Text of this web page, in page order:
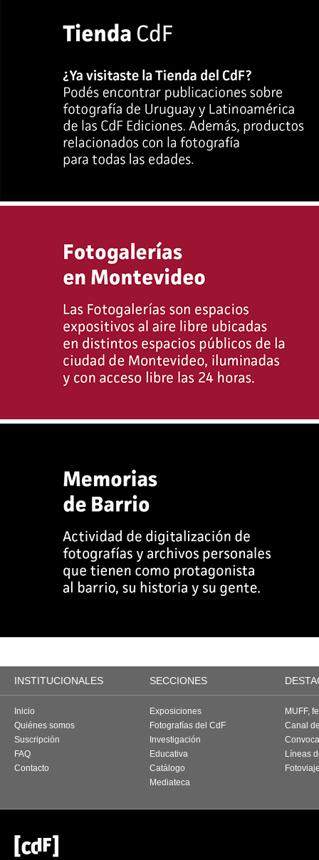
INSTITUCIONALES SECCIONES
Inicio
Quiénes somos
Suscripción
FAQ
Contacto
Exposiciones
Fotografías del CdF
Investigación
Educativa
Catálogo
Mediateca
MUFF,
Canal
Líneas